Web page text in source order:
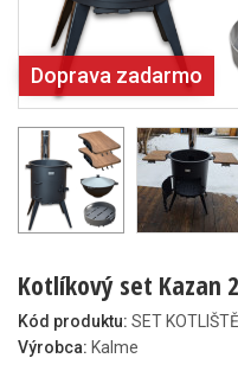
Doprava zadarmo
Kotlíkový set Kazan
Kód produktu: SET
Výrobca: Kalme